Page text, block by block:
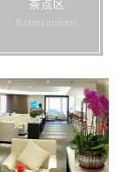
茶点区
Refreshments